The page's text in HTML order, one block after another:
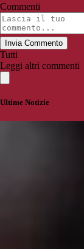
Commenti
Invia Commento
Tutti
Leggi altri commenti
Ultime Notizie